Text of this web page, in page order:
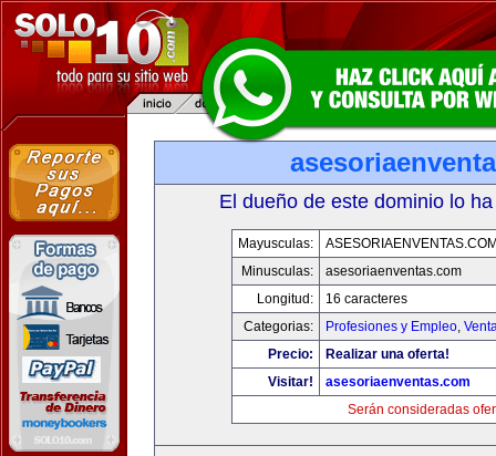
El dueño de este dominio lo
Mayusculas:
Minusculas:
asesoriaenventas.com
Longitud:
16 caracteres
Categorias:
Profesiones y Empleo,
Precio:
Realizar una oferta!
Visitar!
asesoriaenventas.com
Serán consideradas